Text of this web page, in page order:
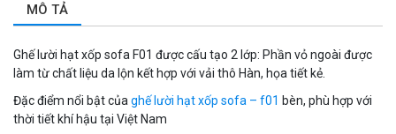
MÔ TẢ
Ghế lười hạt xốp sofa F01 được cấu tạo 2 lớp: Phần vỏ ngoài được
làm từ chất liệu da lộn kết hợp với vải thô Hàn, họa tiết kẻ.
Đặc điểm nổi bật củaghế lười hạt xốp sofa – f01 bèn, phù hợp với
thời tiết khí hậu tại Việt Nam